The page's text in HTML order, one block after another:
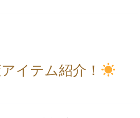
イテム紹介！